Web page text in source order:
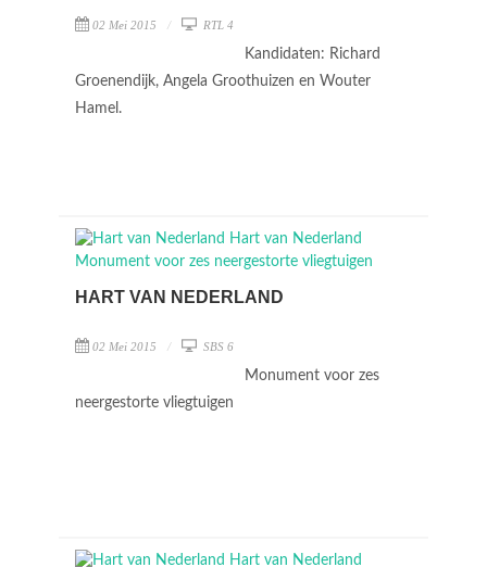
02 Mei 2015 RTL 4
Kandidaten: Richard
Groenendijk, Angela Groothuizen en Wouter
Hamel.
HART VAN NEDERLAND
02 Mei 2015 SBS 6
Monument voor zes
neergestorte vliegtuigen